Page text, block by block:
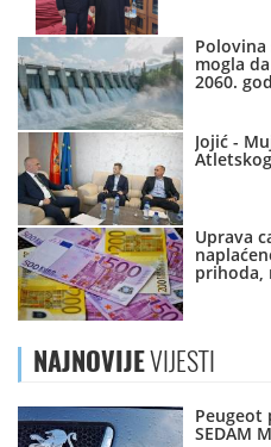
mogla
2060.
Jojić -
Uprava
prihoda,
NAJNOVIJEVIJESTI
Peugeot
SEDAM